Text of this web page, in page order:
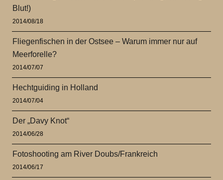
Blut!)
2014/08/18
Fliegenfischen in der Ostsee – Warum immer nur auf
Meerforelle?
2014/07/07
Hechtguiding in Holland
2014/07/04
Der „Davy Knot“
2014/06/28
Fotoshooting am River Doubs/Frankreich
2014/06/17